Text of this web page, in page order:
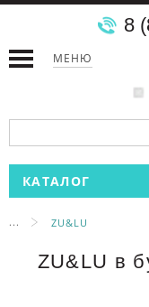
МЕНЮ
8
КАТАЛОГ
... ZU&LU
ZU&LU в